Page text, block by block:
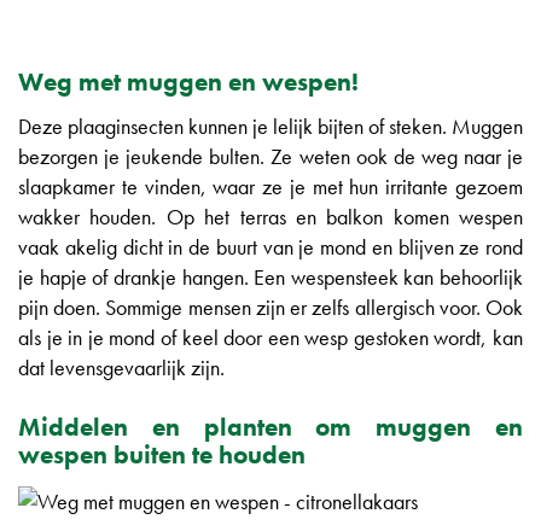
Weg met muggen en wespen!
Deze plaaginsecten kunnen je lelijk bijten of steken. Muggen
bezorgen je jeukende bulten. Ze weten ook de weg naar je
slaapkamer te vinden, waar ze je met hun irritante gezoem
wakker houden. Op het terras en balkon komen wespen
vaak akelig dicht in de buurt van je mond en blijven ze rond
je hapje of drankje hangen. Een wespensteek kan behoorlijk
pijn doen. Sommige mensen zijn er zelfs allergisch voor. Ook
als je in je mond of keel door een wesp gestoken wordt, kan
dat levensgevaarlijk zijn.
Middelen en planten om muggen en
wespen buiten te houden